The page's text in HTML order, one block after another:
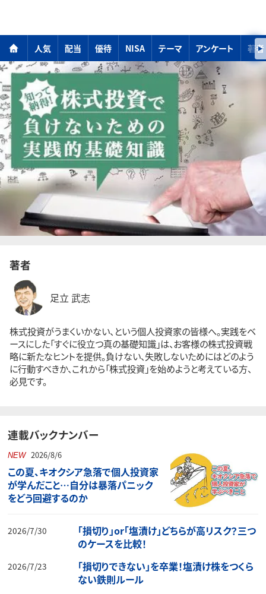
人気 配当 優待 NISA テーマ アンケート 著者
著者
足立 武志
株式投資がうまくいかない、という個人投資家の皆様へ。実践をベ
ースにした「すぐに役立つ真の基礎知識」は、お客様の株式投資戦
略に新たなヒントを提供。負けない、失敗しないためにはどのよう
に行動すべきか、これから「株式投資」を始めようと考えている方、
必見です。
連載バックナンバー
NEW 2026/8/6
この夏、キオクシア急落で個人投資家
が学んだこと…自分は暴落パニック
をどう回避するのか
2026/7/30
「損切り」or「塩漬け」どちらが高リスク？三つ
のケースを比較！
2026/7/23
「損切りできない」を卒業！塩漬け株をつくら
ない鉄則ルール